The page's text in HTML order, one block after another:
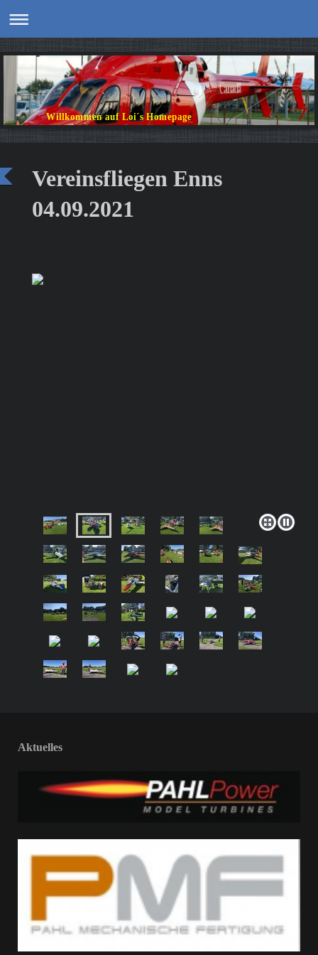
Willkommen auf Loi´s Homepage
Vereinsfliegen Enns
04.09.2021
Aktuelles